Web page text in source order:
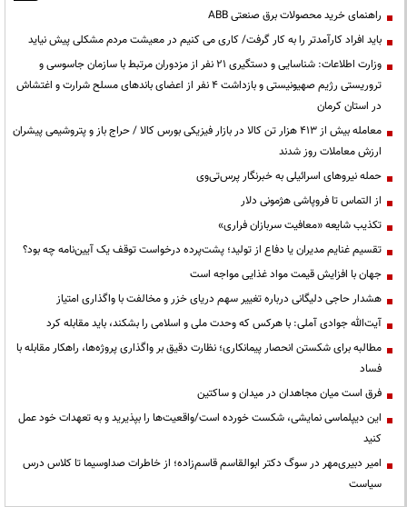
راهنمای خرید محصولات برق صنعتی ABB
باید افراد کارآمدتر را به کار گرفت/ کاری می کنیم در معیشت مردم مشکلی پیش نیاید
وزارت اطلاعات: شناسایی و دستگیری ۲۱ نفر از مزدوران مرتبط با سازمان جاسوسی و
تروریستی رژیم صهیونیستی و بازداشت ۴ نفر از اعضای باندهای مسلح شرارت و اغتشاش
در استان کرمان
معامله بیش از ۴۱۳ هزار تن کالا در بازار فیزیکی بورس کالا / حراج باز و پتروشیمی پیشران
ارزش معاملات روز شدند
حمله نیروهای اسرائیلی به خبرنگار پرس‌تی‌وی
از التماس تا فروپاشی هژمونی دلار
تکذیب شایعه «معافیت سربازان فراری»
تقسیم غنایم مدیران یا دفاع از تولید؛ پشت‌پرده درخواست توقف یک آیین‌نامه چه بود؟
جهان با افزایش قیمت مواد غذایی مواجه است
هشدار حاجی دلیگانی درباره تغییر سهم دریای خزر و مخالفت با واگذاری امتیاز
آیت‌الله جوادی آملی: با هرکس که وحدت ملی و اسلامی را بشکند، باید مقابله کرد
مطالبه برای شکستن انحصار پیمانکاری؛ نظارت دقیق بر واگذاری پروژه‌ها، راهکار مقابله با
فساد
فرق است میان مجاهدان در میدان و ساکتین
این دیپلماسی نمایشی، شکست خورده است/واقعیت‌ها را بپذیرید و به تعهدات خود عمل
کنید
امیر دبیری‌مهر در سوگ دکتر ابوالقاسم قاسم‌زاده؛ از خاطرات صداوسیما تا کلاس درس
سیاست